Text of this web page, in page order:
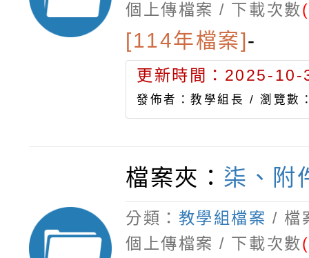
個上傳檔案 / 下載次數
[114年檔案]-
更新時間：2025-
發佈者：教學組長 /瀏覽數
檔案夾： 柒、附
分類： 教學組檔案 / 檔
個上傳檔案 / 下載次數